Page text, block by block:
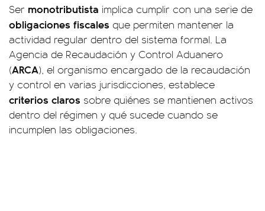
Ser monotributista implica cumplir con una serie de
obligaciones fiscales que permiten mantener la
actividad regular dentro del sistema formal. La
Agencia de Recaudación y Control Aduanero
(ARCA), el organismo encargado de la recaudación
y control en varias jurisdicciones, establece
criterios claros sobre quiénes se mantienen activos
dentro del régimen y qué sucede cuando se
incumplen las obligaciones.